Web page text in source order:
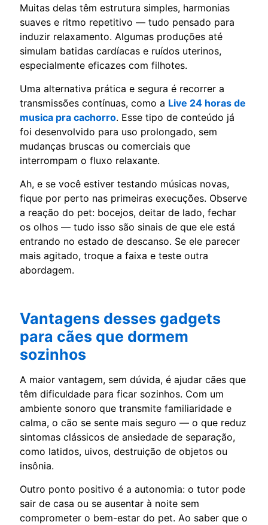
Muitas delas têm estrutura simples, harmonias
suaves e ritmo repetitivo — tudo pensado para
induzir relaxamento. Algumas produções até
simulam batidas cardíacas e ruídos uterinos,
especialmente eficazes com filhotes.
Uma alternativa prática e segura é recorrer a
transmissões contínuas, como a Live 24 horas de
musica pra cachorro. Esse tipo de conteúdo já
foi desenvolvido para uso prolongado, sem
mudanças bruscas ou comerciais que
interrompam o fluxo relaxante.
Ah, e se você estiver testando músicas novas,
fique por perto nas primeiras execuções. Observe
a reação do pet: bocejos, deitar de lado, fechar
os olhos — tudo isso são sinais de que ele está
entrando no estado de descanso. Se ele parecer
mais agitado, troque a faixa e teste outra
abordagem.
Vantagens desses gadgets
para cães que dormem
sozinhos
A maior vantagem, sem dúvida, é ajudar cães que
têm dificuldade para ficar sozinhos. Com um
ambiente sonoro que transmite familiaridade e
calma, o cão se sente mais seguro — o que reduz
sintomas clássicos de ansiedade de separação,
como latidos, uivos, destruição de objetos ou
insônia.
Outro ponto positivo é a autonomia: o tutor pode
sair de casa ou se ausentar à noite sem
comprometer o bem-estar do pet. Ao saber que o